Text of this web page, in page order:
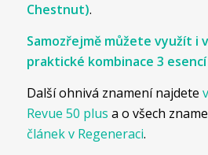
Chestnut).
Samozřejmě můžete využít i
praktické kombinace 3
Další ohnivá znamení najdete
Revue 50 plus a o všech
článek v Regeneraci.